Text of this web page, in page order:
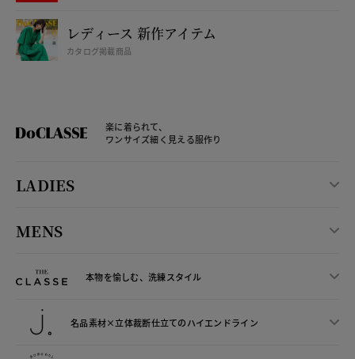
レディース 新作アイテム
カタログ掲載商品
楽に着られて、
ワンサイズ細く見える服作り
LADIES
MENS
本物を愉しむ、洗練スタイル
名品素材×立体裁断仕立てのハイエンドライン